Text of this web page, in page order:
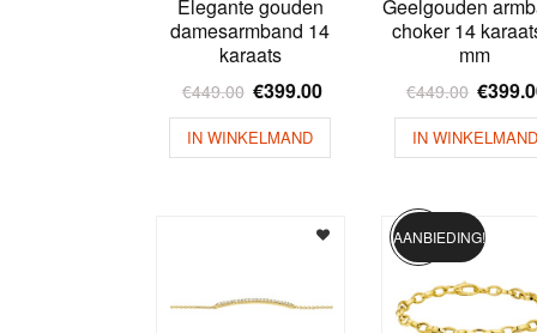
Elegante gouden
damesarmband 14
karaats
€449.00 €399.00
IN WINKELMAND
Geelgouden
choker 14
mm
€449.00 €
IN WINKELMAND
AANBIEDING!